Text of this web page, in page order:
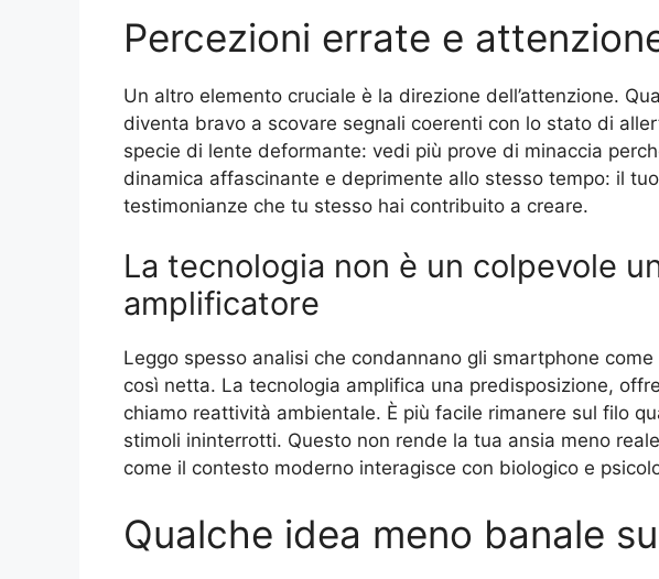
Percezioni errate e
Un altro elemento cruciale è la direzione dell’attenzione.
diventa bravo a scovare segnali coerenti con lo stato di
specie di lente deformante: vedi più prove di minaccia
dinamica affascinante e deprimente allo stesso tempo: il
testimonianze che tu stesso hai contribuito a creare.
La tecnologia non è un colpevole
amplificatore
Leggo spesso analisi che condannano gli smartphone
così netta. La tecnologia amplifica una predisposizione,
chiamo reattività ambientale. È più facile rimanere sul filo
stimoli ininterrotti. Questo non rende la tua ansia meno
come il contesto moderno interagisce con biologico e
Qualche idea meno banale